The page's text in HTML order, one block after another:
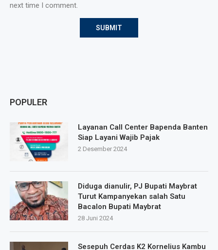
next time I comment.
POPULER
Layanan Call Center Bapenda Banten
Siap Layani Wajib Pajak
2 Desember 2024
Diduga dianulir, PJ Bupati Maybrat
Turut Kampanyekan salah Satu
Bacalon Bupati Maybrat
28 Juni 2024
Sesepuh Cerdas K2 Kornelius Kambu